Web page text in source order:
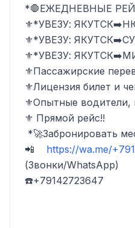
*🛑ЕЖЕДНЕВНЫЕ
⚜️*УВЕЗУ:
⚜️*УВЕЗУ:
⚜️*УВЕЗУ:
⚜️Пассажирские
⚜️Лицензия билет и
⚜️Опытные водители,
⚜️ Прямой рейс!!
📲 https://wa.me/
(Звонки/WhatsApp)
☎️+79142723647